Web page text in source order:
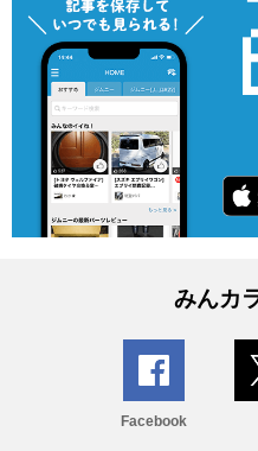
みんカ
Facebook